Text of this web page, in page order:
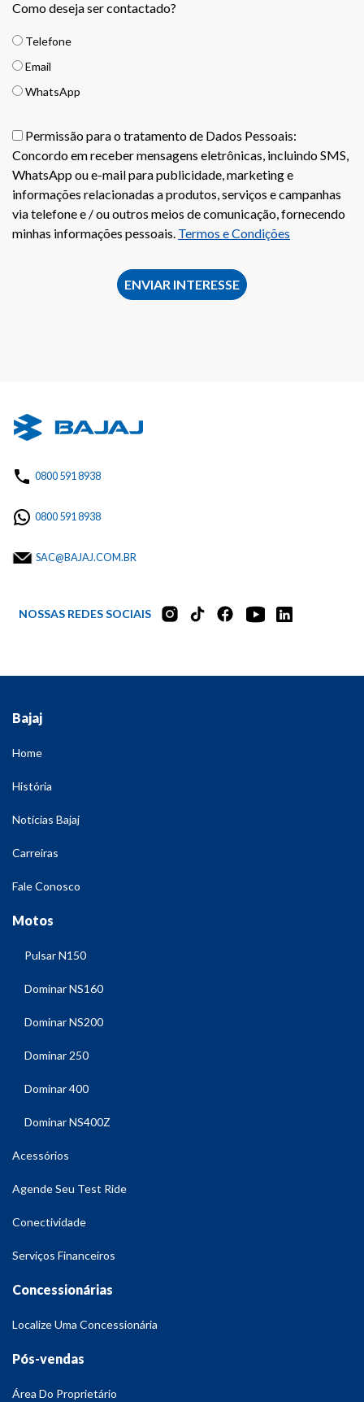
Como deseja ser contactado?
Telefone
Email
WhatsApp
Permissão para o tratamento de Dados Pessoais:
Concordo em receber mensagens eletrônicas, incluindo SMS,
WhatsApp ou e-mail para publicidade, marketing e
informações relacionadas a produtos, serviços e campanhas
via telefone e / ou outros meios de comunicação, fornecendo
minhas informações pessoais. Termos e Condições
0800 591 8938
0800 591 8938
SAC@BAJAJ.COM.BR
NOSSAS REDES SOCIAIS
Bajaj
Home
História
Notícias Bajaj
Carreiras
Fale Conosco
Motos
Pulsar N150
Dominar NS160
Dominar NS200
Dominar 250
Dominar 400
Dominar NS400Z
Acessórios
Agende Seu Test Ride
Conectividade
Serviços Financeiros
Concessionárias
Localize Uma Concessionária
Pós-vendas
Área Do Proprietário